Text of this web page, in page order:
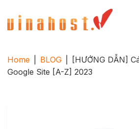
content
Home BLOG
[HƯỚNG DẪN]
Google Site [A-Z] 2023